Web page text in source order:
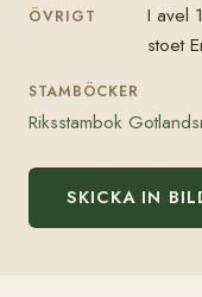
ÖVRIGT
I avel
stoet
STAMBÖCKER
Riksstambok
SKICKA IN